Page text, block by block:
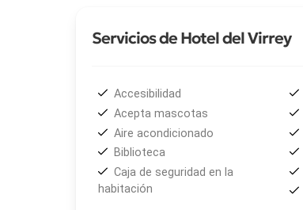
El desayuno personalizado está
las características del modelo
La ubicación del
salteño: cafés, restaurantes y negocios
Servicios de Hotel del Virrey
Accesibilidad
Acepta mascotas
Aire acondicionado
Biblioteca
Caja de seguridad en la
habitación